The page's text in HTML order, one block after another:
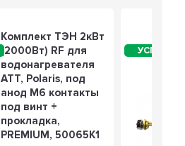
Комплект ТЭН 2кВт
(2000Вт) RF для
водонагревателя
ATT, Polaris, под
анод М6 контакты
под винт +
прокладка,
PREMIUM, 50065K1